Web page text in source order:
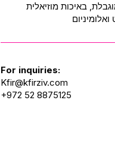
באיכות מוזיאלית
ואלומיניום
For inquiries:
Kfir@kfirziv.com
+972 52 8875125